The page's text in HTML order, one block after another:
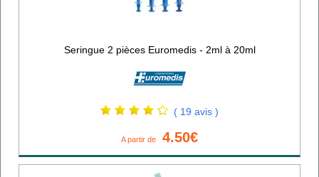
Seringue 2 pièces Euromedis - 2ml à 20ml
( 19 avis )
A partir de 4.50€